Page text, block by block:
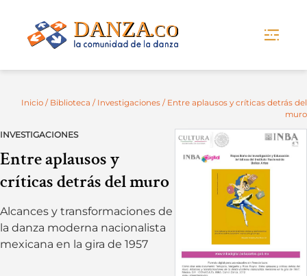
Inicio / Biblioteca / Investigaciones / Entre aplausos y críticas detrás del
muro
INVESTIGACIONES
Entre aplausos y
críticas detrás del muro
Alcances y transformaciones de
la danza moderna nacionalista
mexicana en la gira de 1957